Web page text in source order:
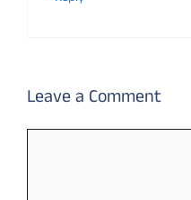
Leave a Comment
Comment